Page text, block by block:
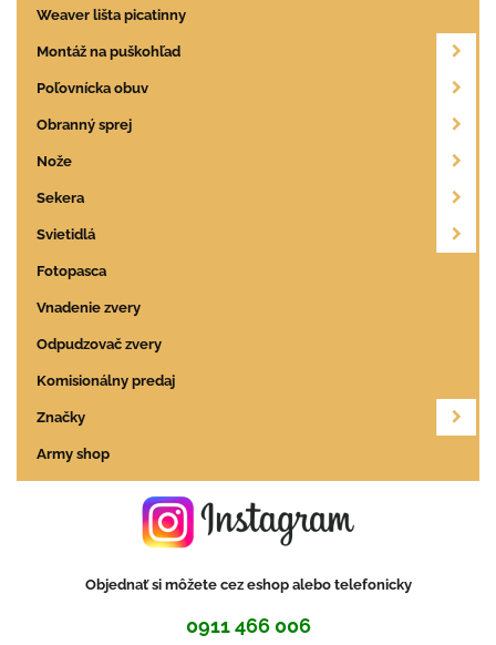
Weaver lišta picatinny
Montáž na puškohľad
Poľovnícka obuv
Obranný sprej
Nože
Sekera
Svietidlá
Fotopasca
Vnadenie zvery
Odpudzovač zvery
Komisionálny predaj
Značky
Army shop
Objednať si môžete cez eshop alebo telefonicky
0911 466 006